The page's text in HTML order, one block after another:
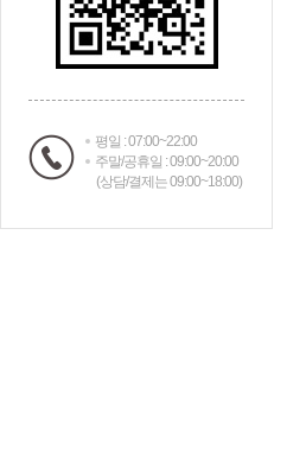
평일 : 07:00~22:00
주말/공휴일 : 09:00~20:00
(상담/결제는 09:00~18:00)